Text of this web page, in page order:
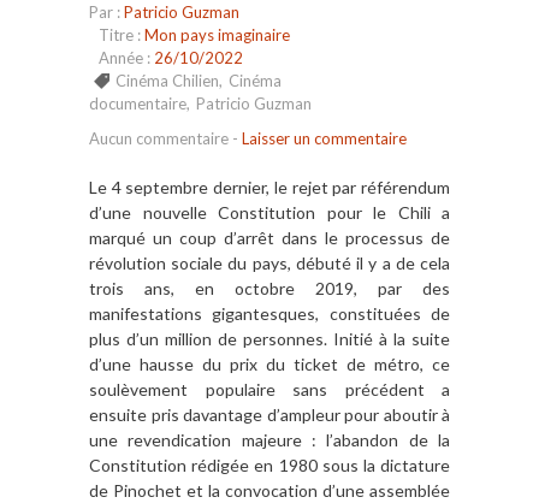
Par :Patricio Guzman
Titre :Mon pays imaginaire
Année : 26/10/2022
Cinéma Chilien, Cinéma
documentaire, Patricio Guzman
Aucun commentaire - Laisser un commentaire
Le 4 septembre dernier, le rejet par référendum
d’une nouvelle Constitution pour le Chili a
marqué un coup d’arrêt dans le processus de
révolution sociale du pays, débuté il y a de cela
trois ans, en octobre 2019, par des
manifestations gigantesques, constituées de
plus d’un million de personnes. Initié à la suite
d’une hausse du prix du ticket de métro, ce
soulèvement populaire sans précédent a
ensuite pris davantage d’ampleur pour aboutir à
une revendication majeure : l’abandon de la
Constitution rédigée en 1980 sous la dictature
de Pinochet et la convocation d’une assemblée